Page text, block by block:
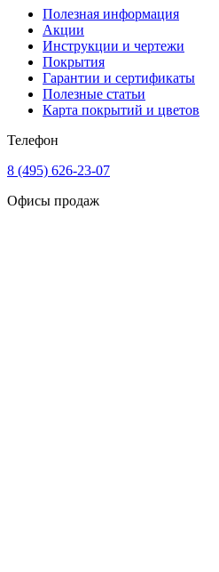
Полезная информация
Акции
Инструкции и чертежи
Покрытия
Гарантии и сертификаты
Полезные статьи
Карта покрытий и цветов
Телефон
8 (495) 626-23-07
Офисы продаж